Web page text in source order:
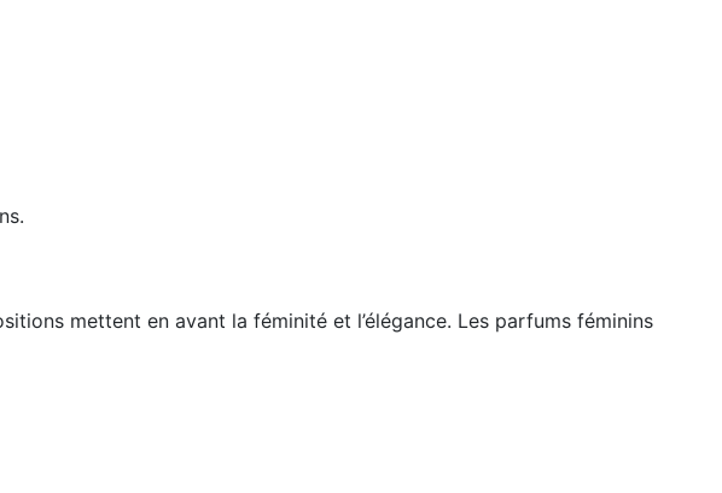
mettent en avant la féminité et l’élégance. Les parfums féminins